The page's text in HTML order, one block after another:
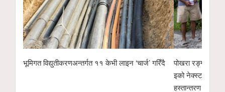
लाइन ‘चार्ज’ गरिँदै
पोखरा रङ्गशालाको वृक्षारोपण अभियानलाई सहयोगः हाम्रो
इको नेक्स्ट टेक्नोलोजीद्वारा ४ सय केजी अर्गानिक मल